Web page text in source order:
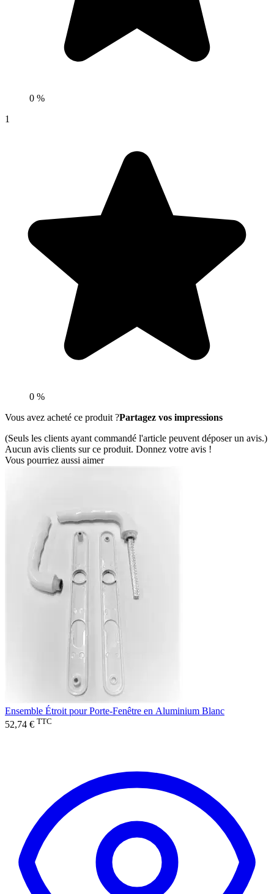
0 %
1
0 %
Vous avez acheté ce produit ?Partagez vos impressions
(Seuls les clients ayant commandé l'article peuvent déposer un avis.)
Aucun avis clients sur ce produit. Donnez votre avis !
Vous pourriez aussi aimer
Ensemble Étroit pour Porte-Fenêtre en Aluminium Blanc
52,74 € TTC